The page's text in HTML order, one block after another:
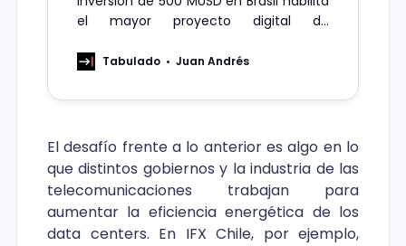
el mayor proyecto digital de
sostenibles y escalables.
Tabulado Juan Andrés
El desafío frente a lo anterior es algo en lo
que distintos gobiernos y la industria de las
telecomunicaciones trabajan para
aumentar la eficiencia energética de los
data centers. En IFX Chile, por ejemplo,